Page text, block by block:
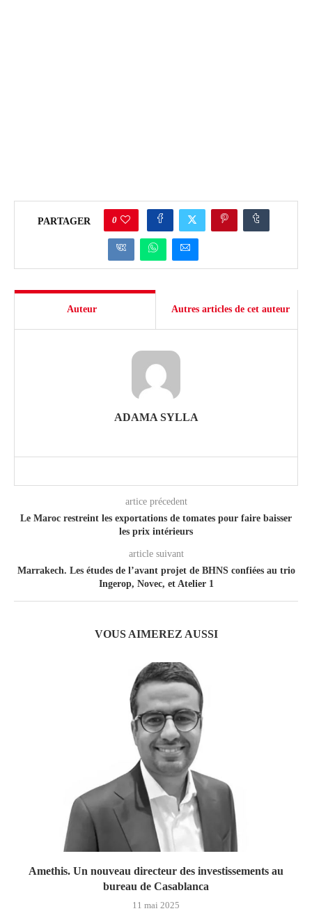
PARTAGER 0
Auteur Autres articles de cet auteur
ADAMA SYLLA
artice précedent
Le Maroc restreint les exportations de tomates pour faire baisser
les prix intérieurs
article suivant
Marrakech. Les études de l’avant projet de BHNS confiées au trio
Ingerop, Novec, et Atelier 1
VOUS AIMEREZ AUSSI
Amethis. Un nouveau directeur des investissements au
bureau de Casablanca
11 mai 2025